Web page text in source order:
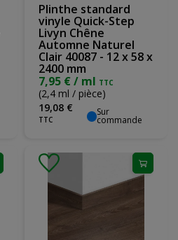
Plinthe standard
vinyle Quick-Step
Livyn Chêne
Automne Naturel
Clair 40087 - 12 x 58 x
2400 mm
7,95 € / ml TTC
(2,4 ml / pièce)
19,08 €
TTC
Sur
commande